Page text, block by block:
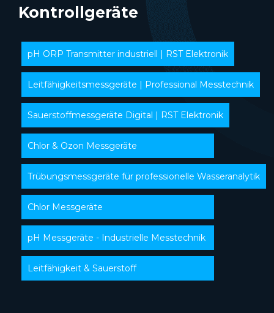
Kontrollgeräte
pH ORP Transmitter industriell | RST Elektronik
Leitfähigkeitsmessgeräte | Professional Messtechnik
Sauerstoffmessgeräte Digital | RST Elektronik
Chlor & Ozon Messgeräte
Trübungsmessgeräte für professionelle Wasseranalytik
Chlor Messgeräte
pH Messgeräte - Industrielle Messtechnik
Leitfähigkeit & Sauerstoff